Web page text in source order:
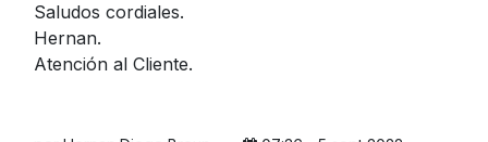
Saludos cordiales.
Hernan.
Atención al Cliente.